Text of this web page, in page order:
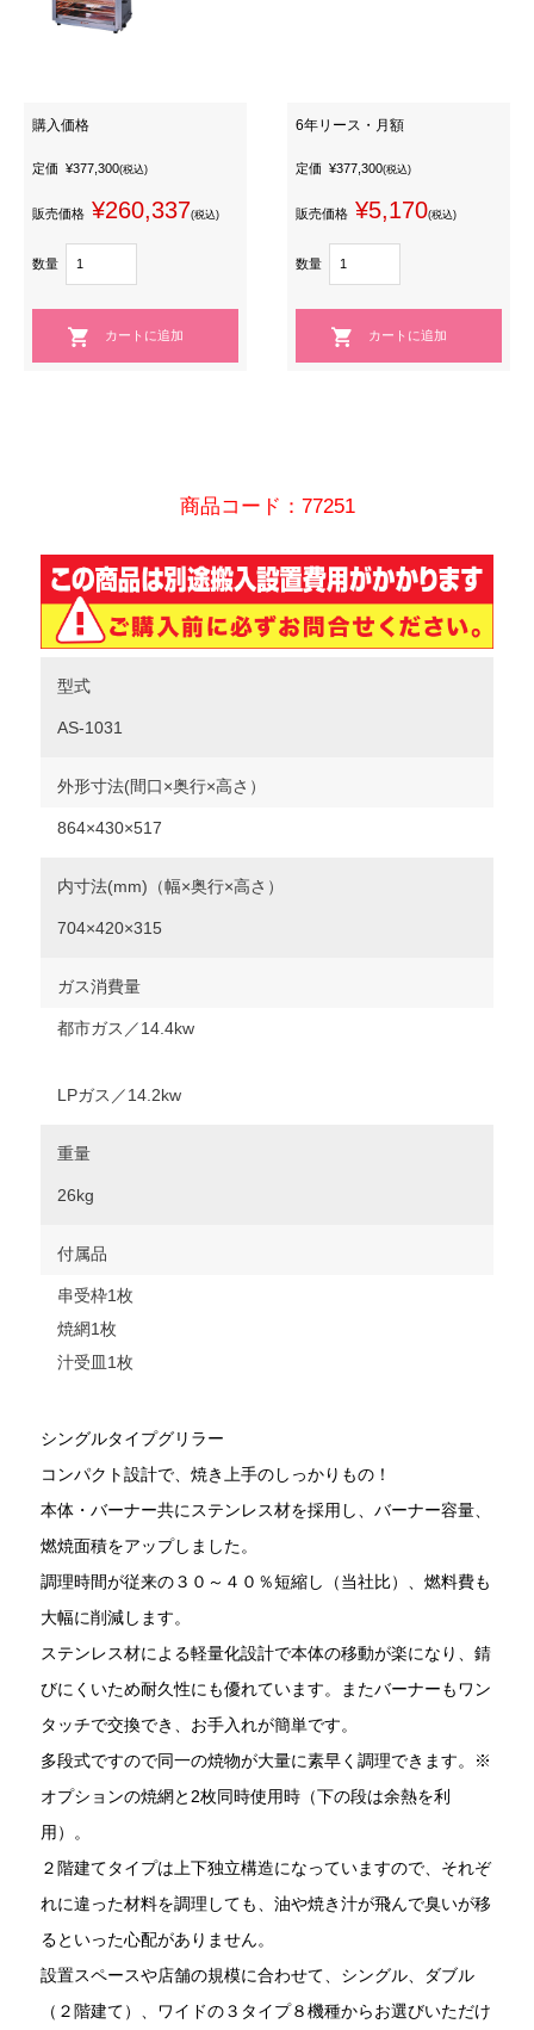
購入価格
定価 ¥377,300(税込)
販売価格 ¥260,337(税込)
数量
6年リース・月額
定価 ¥377,300(税込)
販売価格 ¥5,170(税込)
数量
商品コード：77251
型式
AS-1031
外形寸法(間口×奥行×高さ）
864×430×517
内寸法(mm)（幅×奥行×高さ）
704×420×315
ガス消費量
都市ガス／14.4kw
LPガス／14.2kw
重量
26kg
付属品
串受枠1枚
焼網1枚
汁受皿1枚
シングルタイプグリラー
コンパクト設計で、焼き上手のしっかりもの！
本体・バーナー共にステンレス材を採用し、バーナー容量、
燃焼面積をアップしました。
調理時間が従来の３０～４０％短縮し（当社比）、燃料費も
大幅に削減します。
ステンレス材による軽量化設計で本体の移動が楽になり、錆
びにくいため耐久性にも優れています。またバーナーもワン
タッチで交換でき、お手入れが簡単です。
多段式ですので同一の焼物が大量に素早く調理できます。※
オプションの焼網と2枚同時使用時（下の段は余熱を利
用）。
２階建てタイプは上下独立構造になっていますので、それぞ
れに違った材料を調理しても、油や焼き汁が飛んで臭いが移
るといった心配がありません。
設置スペースや店舗の規模に合わせて、シングル、ダブル
（２階建て）、ワイドの３タイプ８機種からお選びいただけ